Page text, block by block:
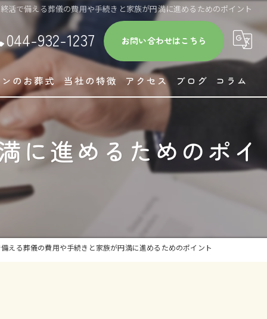
終活で備える葬儀の費用や手続きと家族が円満に進めるためのポイント
044-932-1237 お問い合わせはこちら
のお葬式 当社の特徴
相談
お墓
アクセス ブログ コラム
に進めるためのポイ
える葬儀の費用や手続きと家族が円満に進めるためのポイント